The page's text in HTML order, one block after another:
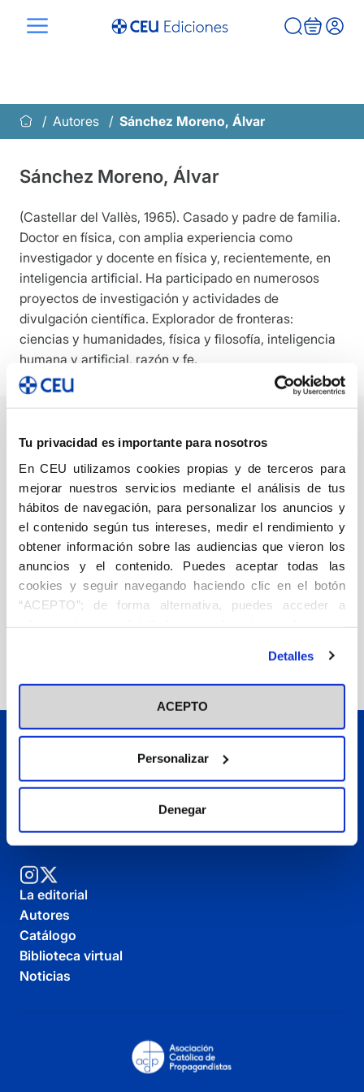
Tu privacidad es importante para nosotros
En CEU utilizamos cookies propias y de terceros para
mejorar nuestros servicios mediante el análisis de tus
hábitos de navegación, para personalizar los anuncios y
el contenido según tus intereses, medir el rendimiento y
obtener información sobre las audiencias que vieron los
anuncios y el contenido. Puedes aceptar todas las
cookies y seguir navegando haciendo clic en el botón
“ACEPTO”; de forma alternativa, puedes acceder a
en el botón "Personalizar". Para más información puedes
visitar nuestra Política de Cookies
Detalles
ACEPTO
Personalizar
Denegar
Autores Sánchez Moreno, Álvar
Sánchez Moreno, Álvar
(Castellar del Vallès, 1965). Casado y padre de familia.
Doctor en física, con amplia experiencia como
investigador y docente en física y, recientemente, en
inteligencia artificial. Ha participado en numerosos
proyectos de investigación y actividades de
divulgación científica. Explorador de fronteras:
ciencias y humanidades, física y filosofía, inteligencia
humana y artificial, razón y fe.
De lo visible y lo
invisible. Diálogos
un físico
Filosofía
Sagalés Cisquella, Llorenç
Sánchez Moreno, Álvar
22,00€
C/Julián Romea, 18 - 28003 Madrid, España.
Email:ceuediciones@ceu.es
La editorial
Autores
Catálogo
Biblioteca virtual
Noticias